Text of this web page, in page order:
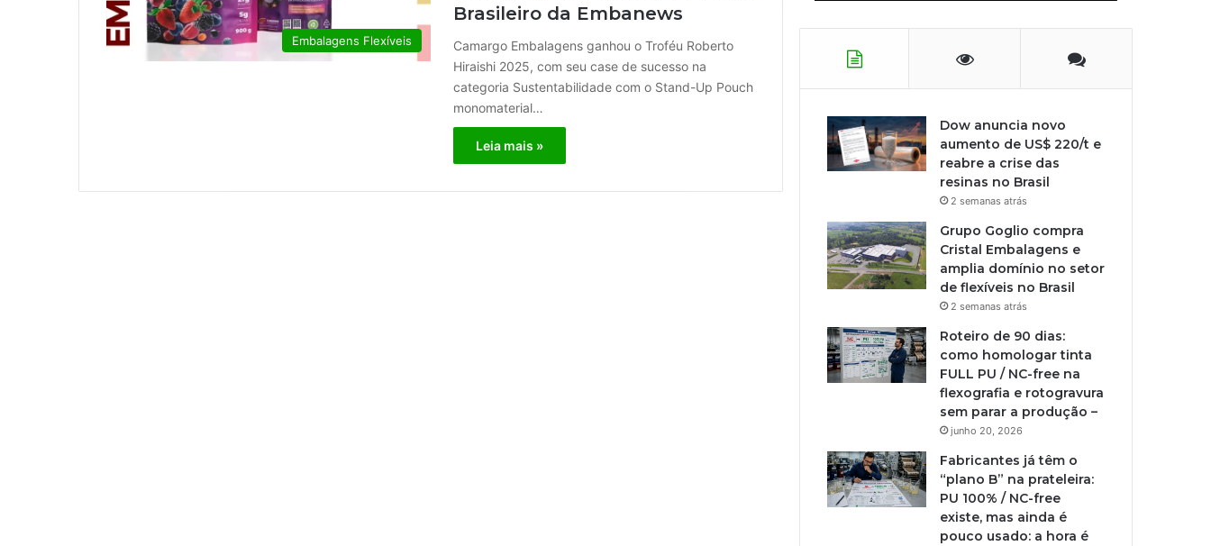
Embalagens Flexíveis
Brasileiro da Embanews
Camargo Embalagens ganhou o Troféu Roberto
Hiraishi 2025, com seu case de sucesso na
categoria Sustentabilidade com o Stand-Up Pouch
monomaterial…
Leia mais »
Dow anuncia novo
aumento de US$ 220/t e
reabre a crise das
resinas no Brasil
2 semanas atrás
Grupo Goglio compra
Cristal Embalagens e
amplia domínio no setor
de flexíveis no Brasil
2 semanas atrás
Roteiro de 90 dias:
como homologar tinta
FULL PU / NC-free na
flexografia e rotogravura
sem parar a produção –
junho 20, 2026
Fabricantes já têm o
“plano B” na prateleira:
PU 100% / NC-free
existe, mas ainda é
pouco usado: a hora é